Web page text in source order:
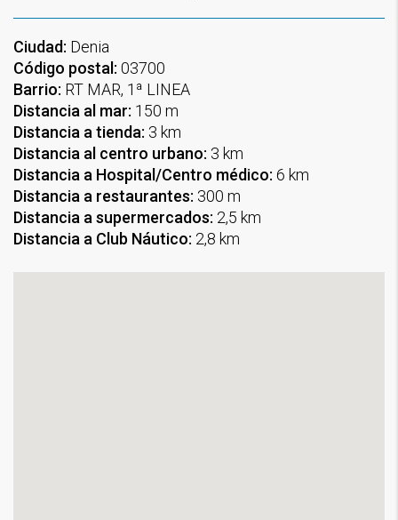
Ciudad: Denia
Código postal: 03700
Barrio: RT MAR, 1ª LINEA
Distancia al mar: 150 m
Distancia a tienda: 3 km
Distancia al centro urbano: 3 km
Distancia a Hospital/Centro médico: 6 km
Distancia a restaurantes: 300 m
Distancia a supermercados: 2,5 km
Distancia a Club Náutico: 2,8 km